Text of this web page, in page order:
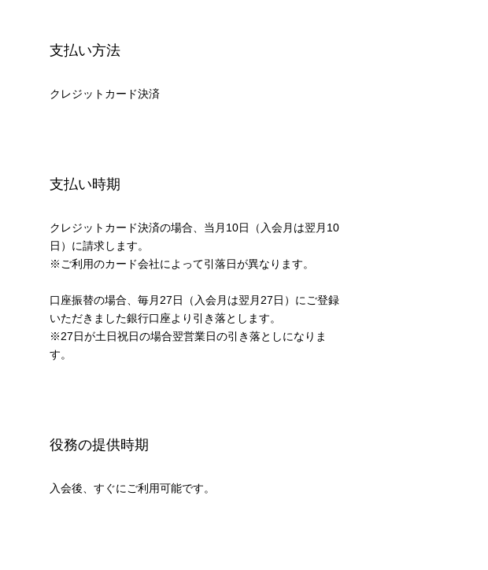
支払い方法
クレジットカード決済
支払い時期
クレジットカード決済の場合、当月10日（入会月は翌月10
日）に請求します。
※ご利用のカード会社によって引落日が異なります。
口座振替の場合、毎月27日（入会月は翌月27日）にご登録
いただきました銀行口座より引き落とします。
※27日が土日祝日の場合翌営業日の引き落としになりま
す。
役務の提供時期
入会後、すぐにご利用可能です。